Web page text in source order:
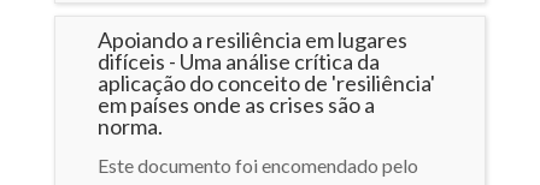
Apoiando a resiliência em lugares
difíceis - Uma análise crítica da
aplicação do conceito de 'resiliência'
em países onde as crises são a
norma.
Este documento foi encomendado pelo